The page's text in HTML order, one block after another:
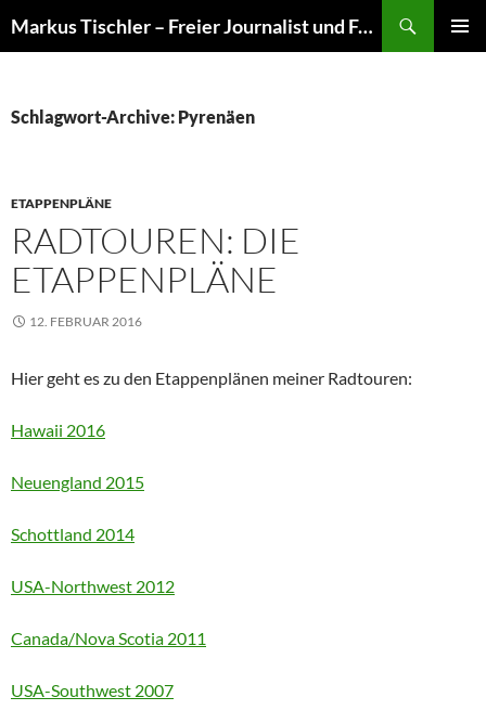
Markus Tischler – Freier Journalist und Fotograf
Schlagwort-Archive: Pyrenäen
ETAPPENPLÄNE
RADTOUREN: DIE
ETAPPENPLÄNE
12. FEBRUAR 2016
Hier geht es zu den Etappenplänen meiner Radtouren:
Hawaii 2016
Neuengland 2015
Schottland 2014
USA-Northwest 2012
Canada/Nova Scotia 2011
USA-Southwest 2007